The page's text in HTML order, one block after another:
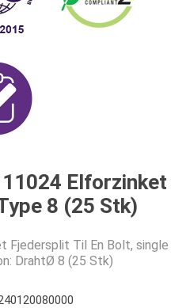
Elforzinket
8 (25 Stk)
Fjedersplit Til En Bolt, single
DrahtØ 8 (25 Stk)